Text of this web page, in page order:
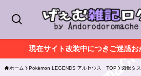
現在サイト改装中につきご迷惑お
ホーム Pokémon LEGENDS アルセウス TOP 図鑑タ